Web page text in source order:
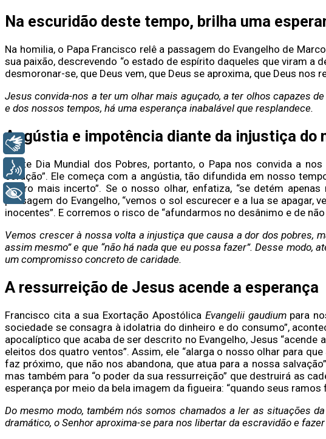
Na escuridão deste tempo, brilha uma
Na homilia, o Papa Francisco relê a passagem do Evangelho de
sua paixão, descrevendo “o estado de espírito daqueles que viram a
desmoronar-se, que Deus vem, que Deus se aproxima, que Deus nos
Jesus convida-nos a ter um olhar mais aguçado, a ter olhos capazes
e dos nossos tempos, há uma esperança inabalável que resplandece.
Angústia e impotência diante da injustiça do
Neste Dia Mundial dos Pobres, portanto, o Papa nos convida a
coração”. Ele começa com a angústia, tão difundida em nosso
futuro mais incerto”. Se o nosso olhar, enfatiza, “se detém
passagem do Evangelho, “vemos o sol escurecer e a lua se
inocentes”. E corremos o risco de “afundarmos no desânimo e de
Vemos crescer à nossa volta a injustiça que causa a dor dos pobres,
assim mesmo” e que “não há nada que eu possa fazer”. Desse
um compromisso concreto de caridade.
A ressurreição de Jesus acende a esperança
Francisco cita a sua Exortação Apostólica Evangelii gaudium para
sociedade se consagra à idolatria do dinheiro e do consumo”,
apocalíptico que acaba de ser descrito no Evangelho, Jesus “acende
eleitos dos quatro ventos”. Assim, ele “alarga o nosso olhar para
faz próximo, que não nos abandona, que atua para a nossa
mas também para “o poder da sua ressurreição” que destruirá as
esperança por meio da bela imagem da figueira: “quando seus
Do mesmo modo, também nós somos chamados a ler as situações
dramático, o Senhor aproxima-se para nos libertar da escravidão e
Libras
Voz
+ Acessibilidade